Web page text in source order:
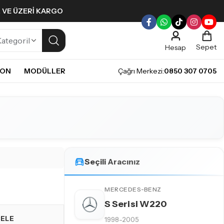
ÜZERI KARGO
Hesap
Sepet
MODÜLLER Çağrı Merkezi:0850 307 0705
Seçili Aracınız
MERCEDES-BENZ
S Serisi W220
1998-2005